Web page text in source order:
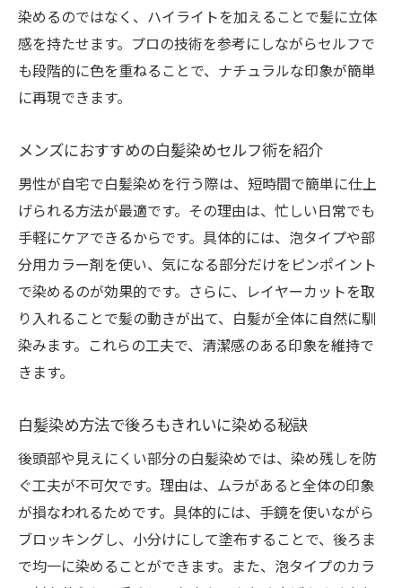
染めるのではなく、ハイライトを加えることで髪に立体
感を持たせます。プロの技術を参考にしながらセルフで
も段階的に色を重ねることで、ナチュラルな印象が簡単
に再現できます。
メンズにおすすめの白髪染めセルフ術を紹介
男性が自宅で白髪染めを行う際は、短時間で簡単に仕上
げられる方法が最適です。その理由は、忙しい日常でも
手軽にケアできるからです。具体的には、泡タイプや部
分用カラー剤を使い、気になる部分だけをピンポイント
で染めるのが効果的です。さらに、レイヤーカットを取
り入れることで髪の動きが出て、白髪が全体に自然に馴
染みます。これらの工夫で、清潔感のある印象を維持で
きます。
白髪染め方法で後ろもきれいに染める秘訣
後頭部や見えにくい部分の白髪染めでは、染め残しを防
ぐ工夫が不可欠です。理由は、ムラがあると全体の印象
が損なわれるためです。具体的には、手鏡を使いながら
ブロッキングし、小分けにして塗布することで、後ろま
で均一に染めることができます。また、泡タイプのカラ